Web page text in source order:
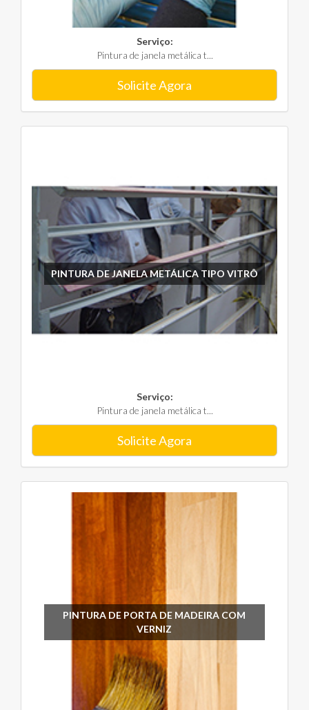
Serviço:
Pintura de janela metálica t...
Solicite Agora
PINTURA DE JANELA METÁLICA TIPO VITRÔ
Serviço:
Pintura de janela metálica t...
Solicite Agora
PINTURA DE PORTA DE MADEIRA COM
VERNIZ